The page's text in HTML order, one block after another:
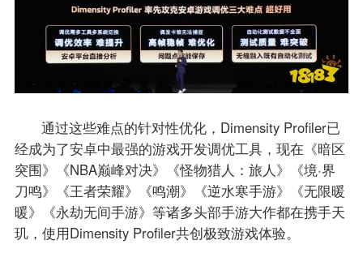
通过这些难点的针对性优化，Dimensity Profiler已
经成为了安卓中最强的游戏开发调优工具，现在《暗区
突围》《NBA巅峰对决》《怪物猎人：旅人》《境·界
刀鸣》《王者荣耀》《鸣潮》《逆水寒手游》《无限暖
暖》《永劫无间手游》等诸多头部手游大作都在携手天
玑，使用Dimensity Profiler共创极致游戏体验。